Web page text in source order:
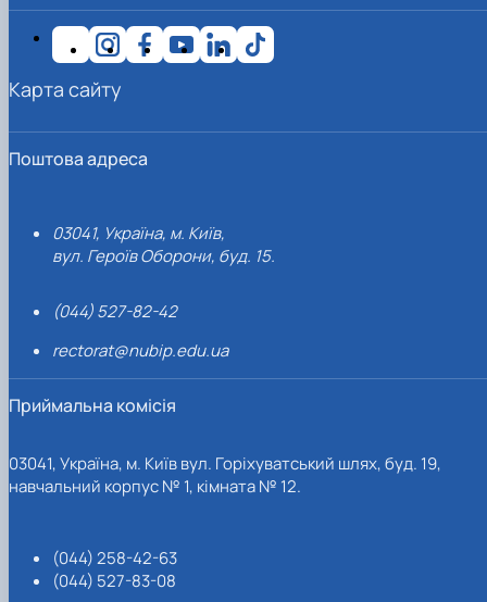
Поштова адреса
03041, Україна, м. Київ,
вул. Героїв Оборони, буд. 15.
(044) 527-82-42
rectorat@nubip.edu.ua
Приймальна комісія
03041, Україна, м. Київ вул. Горіхуватський шлях, буд. 19,
навчальний корпус № 1, кімната № 12.
(044) 258-42-63
(044) 527-83-08
Карта сайту